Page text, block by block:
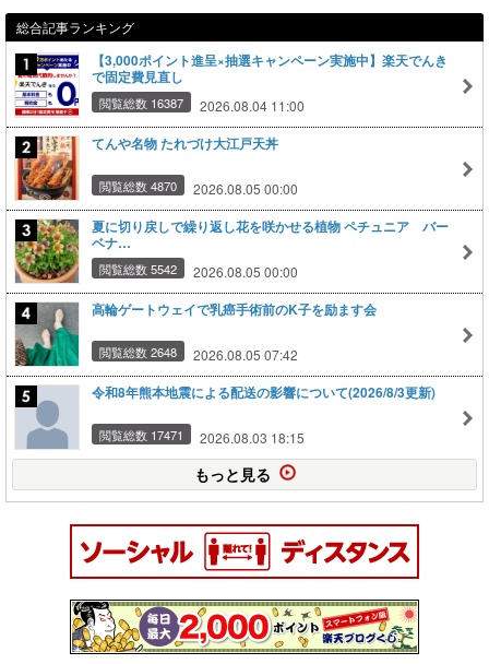
総合記事ランキング
【3,000ポイント進呈×抽選キャンペーン実施中】楽天でんき
で固定費見直し
閲覧総数 16387 2026.08.04 11:00
てんや名物 たれづけ大江戸天丼
閲覧総数 4870 2026.08.05 00:00
夏に切り戻しで繰り返し花を咲かせる植物 ペチュニア バー
ベナ…
閲覧総数 5542 2026.08.05 00:00
高輪ゲートウェイで乳癌手術前のK子を励ます会
閲覧総数 2648 2026.08.05 07:42
令和8年熊本地震による配送の影響について(2026/8/3更新)
閲覧総数 17471 2026.08.03 18:15
もっと見る